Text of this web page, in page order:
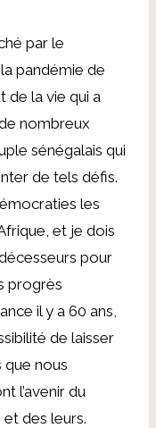
par le
pandémie de
de la vie qui a
nombreux
sénégalais qui
de tels défis.
les
et je dois
pour
progrès
il y a 60 ans,
de laisser
que nous
l’avenir du
des leurs.